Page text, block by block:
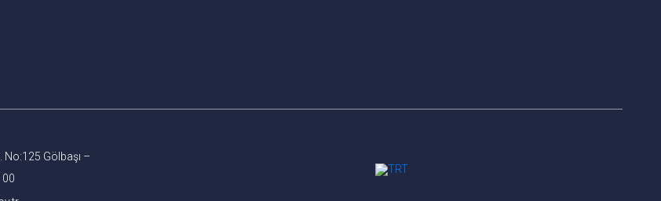
No:125 Gölbaşı –
00